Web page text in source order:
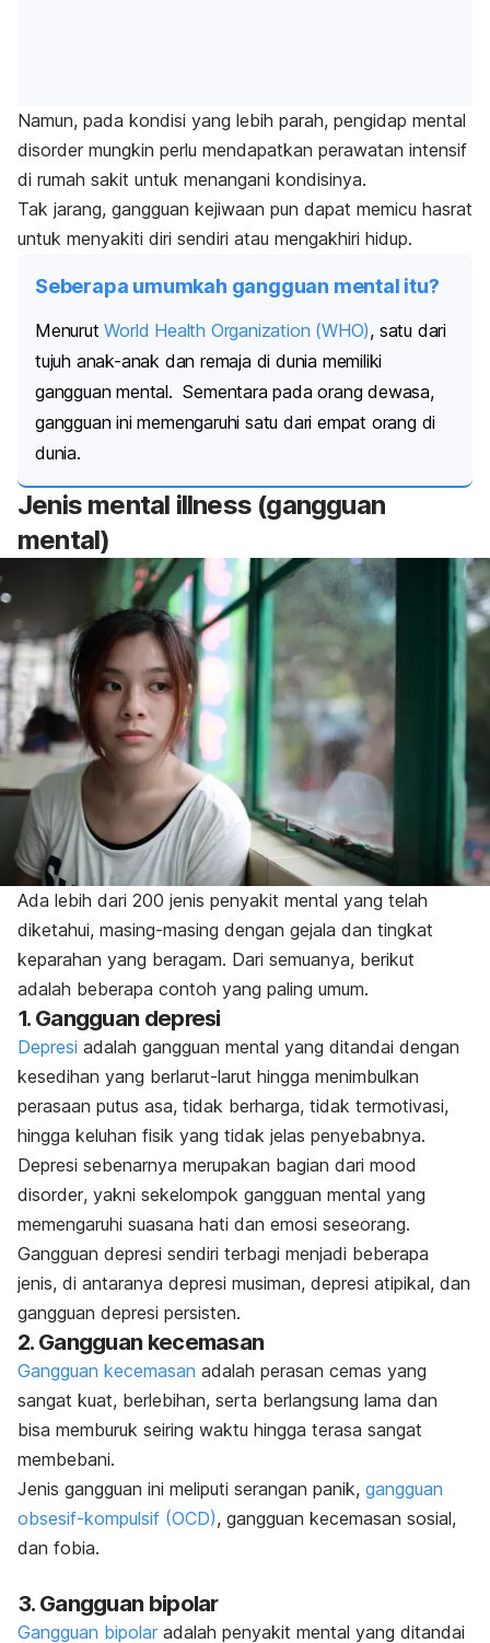
Namun, pada kondisi yang lebih parah, pengidap mental
disorder mungkin perlu mendapatkan perawatan intensif
di rumah sakit untuk menangani kondisinya.
Tak jarang, gangguan kejiwaan pun dapat memicu hasrat
untuk menyakiti diri sendiri atau mengakhiri hidup.
Seberapa umumkah gangguan mental itu?
MenurutWorld Health Organization (WHO), satu dari
tujuh anak-anak dan remaja di dunia memiliki
gangguan mental.Sementara pada orang dewasa,
gangguan ini memengaruhi satu dari empat orang di
dunia.
Jenis mental illness (gangguan
mental)
Ada lebih dari 200 jenis penyakit mental yang telah
diketahui, masing-masing dengan gejala dan tingkat
keparahan yang beragam. Dari semuanya, berikut
adalah beberapa contoh yang paling umum.
1. Gangguan depresi
Depresi adalah gangguan mental yang ditandai dengan
kesedihan yang berlarut-larut hingga menimbulkan
perasaan putus asa, tidak berharga, tidak termotivasi,
hingga keluhan fisik yang tidak jelas penyebabnya.
Depresi sebenarnya merupakan bagian dari mood
disorder, yakni sekelompok gangguan mental yang
memengaruhi suasana hati dan emosi seseorang.
Gangguan depresi sendiri terbagi menjadi beberapa
jenis, di antaranya depresi musiman, depresi atipikal, dan
gangguan depresi persisten.
2. Gangguan kecemasan
Gangguan kecemasan adalah perasan cemas yang
sangat kuat, berlebihan, serta berlangsung lama dan
bisa memburuk seiring waktu hingga terasa sangat
membebani.
Jenis gangguan ini meliputi serangan panik, gangguan
obsesif-kompulsif (OCD), gangguan kecemasan sosial,
dan fobia.
3. Gangguan bipolar
Gangguan bipolar adalah penyakit mental yang ditandai